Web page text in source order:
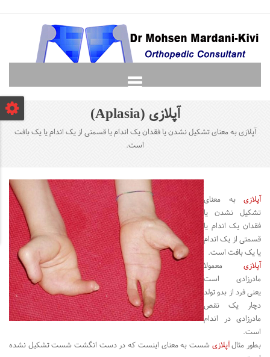
لغت نامه ارتوپدی
تماس با ما
آپلازی (Aplasia)
آپلازی به معنای تشکیل نشدن یا فقدان یک اندام یا قسمتی از یک اندام یا یک بافت
است.
آپلازی به معنای
تشکیل نشدن یا
فقدان یک اندام یا
قسمتی از یک اندام
یا یک بافت است.
آپلازی معمولا
مادرزادی است
یعنی فرد از بدو تولد
دچار یک نقص
مادرزادی در اندام
است.
بطور مثالآپلازی شست به معنای اینست که در دست انگشت شست تشکیل نشده